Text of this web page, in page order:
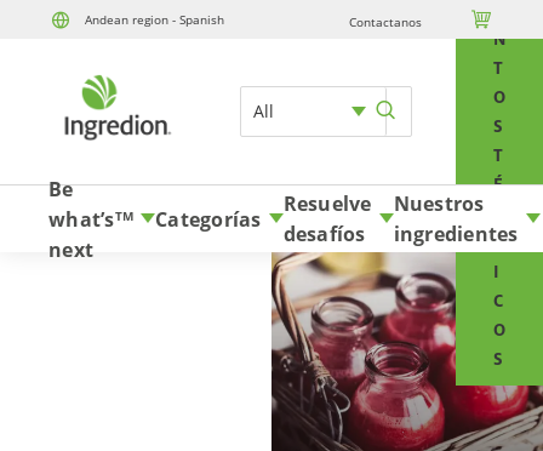
Andean region - Spanish Contactanos 
All
N
T
O
S
T
É
N
I
C
O
S
Be
what’s
next
TM Categorías
Resuelve
desafíos
Nuestros
ingredientes